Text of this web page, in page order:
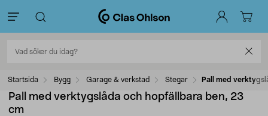
Startsida Bygg Garage & verkstad Stegar Pall med
Pall med verktygslåda och hopfällbara ben, 23
cm